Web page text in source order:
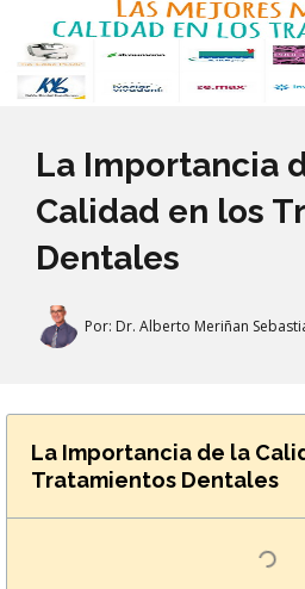
La Importancia
Calidad en los
Dentales
Por: Dr. Alberto Meriñan
La Importancia de la
Tratamientos Dentales